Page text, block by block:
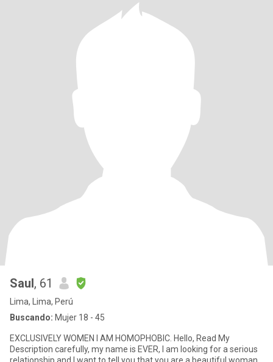
Saul, 61
Lima, Lima, Perú
Buscando: Mujer 18 - 45
EXCLUSIVELY WOMEN I AM HOMOPHOBIC. Hello, Read My
Description carefully, my name is EVER, I am looking for a serious